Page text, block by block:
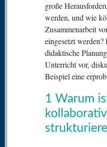
große
werden, und wie
Zusammenarbeit
eingesetzt
didaktische
Unterricht vor,
Beispiel eine
1 Warum